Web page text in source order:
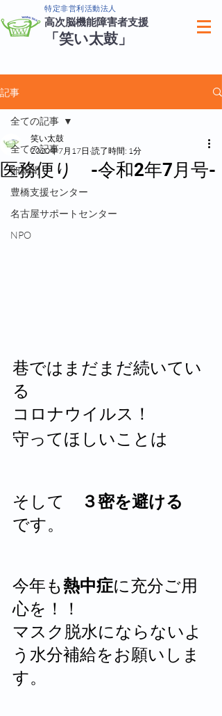
特定非営利活動法人
高次脳機能障害者支援
「笑い太鼓」
記事
全ての記事
卵新聞
豊橋支援センター
名古屋サポートセンター
NPO
全ての記事
医務便り -令和2年7月号-
笑い太鼓
2020年7月17日 読了時間: 1分
巷ではまだまだ続いてい
る
コロナウイルス！
守ってほしいことは
そして
３密を避ける
です。
今年も熱中症に充分ご用
心を！！
マスク脱水にならないよ
う水分補給をお願いしま
す。